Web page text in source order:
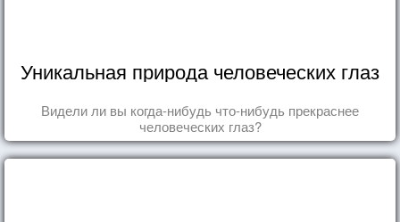
Уникальная природа человеческих глаз
Видели ли вы когда-нибудь что-нибудь прекраснее
человеческих глаз?